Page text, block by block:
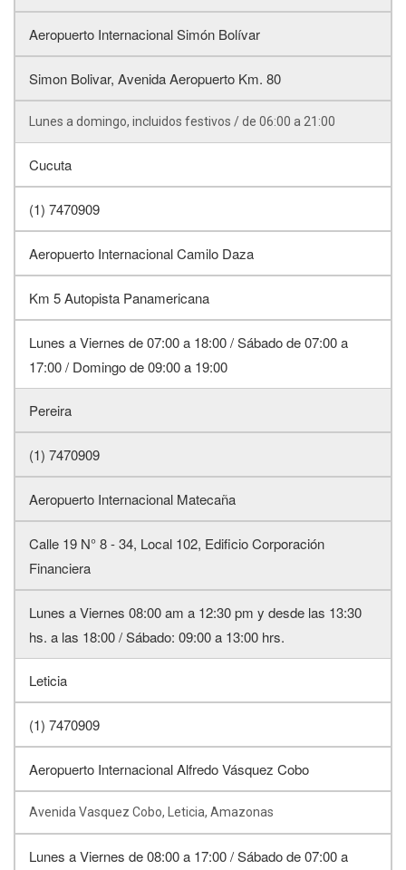
Aeropuerto Internacional Simón Bolívar
Simon Bolivar, Avenida Aeropuerto Km. 80
Lunes a domingo, incluidos festivos / de 06:00 a 21:00
Cucuta
(1) 7470909
Aeropuerto Internacional Camilo Daza
Km 5 Autopista Panamericana
Lunes a Viernes de 07:00 a 18:00 / Sábado de 07:00 a
17:00 / Domingo de 09:00 a 19:00
Pereira
(1) 7470909
Aeropuerto Internacional Matecaña
Calle 19 N° 8 - 34, Local 102, Edificio Corporación
Financiera
Lunes a Viernes 08:00 am a 12:30 pm y desde las 13:30
hs. a las 18:00 / Sábado: 09:00 a 13:00 hrs.
Leticia
(1) 7470909
Aeropuerto Internacional Alfredo Vásquez Cobo
Avenida Vasquez Cobo, Leticia, Amazonas
Lunes a Viernes de 08:00 a 17:00 / Sábado de 07:00 a